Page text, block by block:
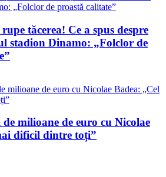
tăcerea! Ce a spus despre
stadion Dinamo: „Folclor de
milioane de euro cu Nicolae
dificil dintre toți”